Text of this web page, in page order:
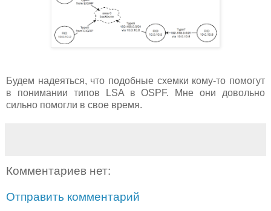
Будем надеяться, что подобные схемки кому-то помогут
в понимании типов LSA в OSPF. Мне они довольно
сильно помогли в свое время.
Комментариев нет:
Отправить комментарий